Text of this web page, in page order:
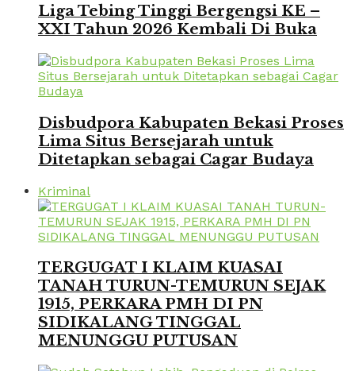
Liga Tebing Tinggi Bergengsi KE –
XXI Tahun 2026 Kembali Di Buka
Disbudpora Kabupaten Bekasi Proses
Lima Situs Bersejarah untuk
Ditetapkan sebagai Cagar Budaya
Kriminal
TERGUGAT I KLAIM KUASAI
TANAH TURUN-TEMURUN SEJAK
1915, PERKARA PMH DI PN
SIDIKALANG TINGGAL
MENUNGGU PUTUSAN